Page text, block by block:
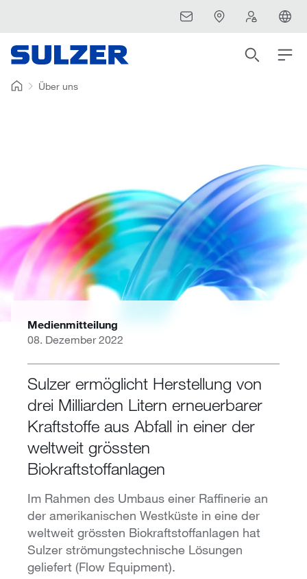
Über uns
Medienmitteilung
08. Dezember 2022
Sulzer ermöglicht Herstellung von
drei Milliarden Litern erneuerbarer
Kraftstoffe aus Abfall in einer der
weltweit grössten
Biokraftstoffanlagen
Im Rahmen des Umbaus einer Raffinerie an
der amerikanischen Westküste in eine der
weltweit grössten Biokraftstoffanlagen hat
Sulzer strömungstechnische Lösungen
geliefert (Flow Equipment).